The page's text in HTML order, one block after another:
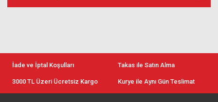
İade ve İptal Koşulları Takas ile Satın Alma
3000 TL Üzeri Ücretsiz Kargo Kurye ile Aynı Gün Teslimat